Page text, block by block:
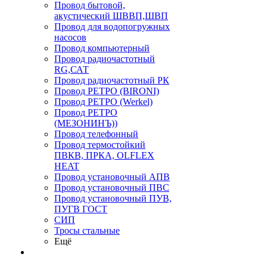
Провод бытовой,
акустический ШВВП,ШВП
Провод для водопогружных
насосов
Провод компьютерный
Провод радиочастотный
RG,САТ
Провод радиочастотный РК
Провод РЕТРО (BIRONI)
Провод РЕТРО (Werkel)
Провод РЕТРО
(МЕЗОНИНЪ))
Провод телефонный
Провод термостойкий
ПВКВ, ПРКА, OLFLEX
HEAT
Провод установочный АПВ
Провод установочный ПВС
Провод установочный ПУВ,
ПУГВ ГОСТ
СИП
Тросы стальные
Ещё